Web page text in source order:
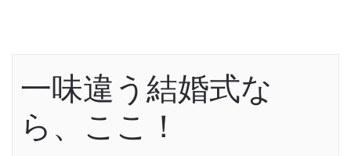
一味違う結婚式な
ら、ここ！